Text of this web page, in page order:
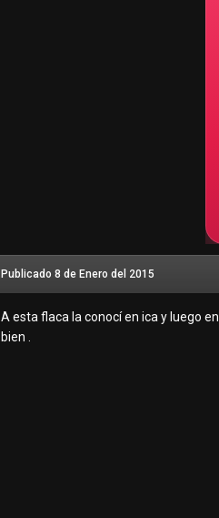
Publicado 8 de Enero del 2015
A esta flaca la conocí en ica y luego
bien .